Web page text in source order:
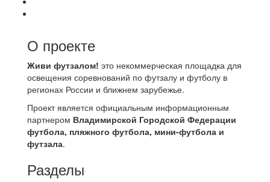
О проекте
Живи футзалом! это некоммерческая площадка для
освещения соревнований по футзалу и футболу в
регионах России и ближнем зарубежье.
Проект является официальным информационным
партнером Владимирской Городской Федерации
футбола, пляжного футбола, мини-футбола и
футзала.
Разделы